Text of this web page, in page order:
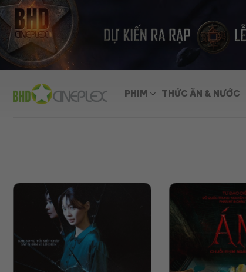
Skip
to
content
PHIM THỨC ĂN & NƯỚC